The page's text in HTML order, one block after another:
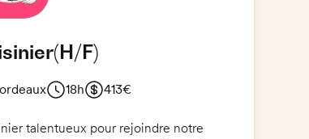
(H/F)
18h 413€
talentueux pour rejoindre notre